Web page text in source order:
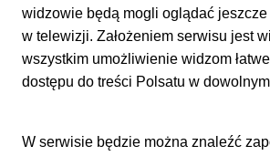
widzowie będą mogli oglądać
w telewizji. Założeniem serwisu jest
wszystkim umożliwienie widzom
dostępu do treści Polsatu w
W serwisie będzie można znaleźć